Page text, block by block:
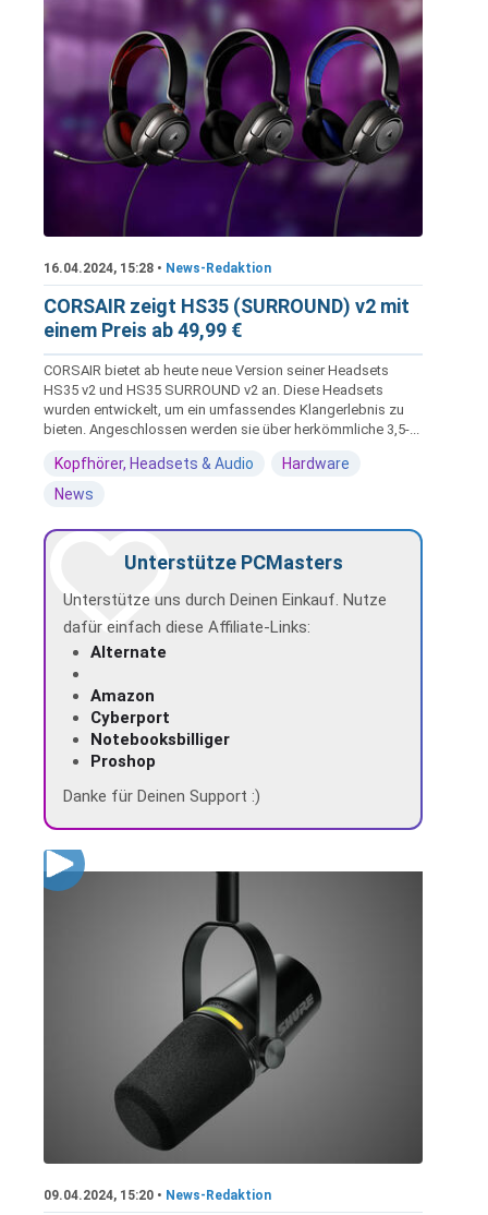
16.04.2024, 15:28 • News-Redaktion
CORSAIR zeigt HS35 (SURROUND) v2 mit
einem Preis ab 49,99 €
CORSAIR bietet ab heute neue Version seiner Headsets
HS35 v2 und HS35 SURROUND v2 an. Diese Headsets
wurden entwickelt, um ein umfassendes Klangerlebnis zu
bieten. Angeschlossen werden sie über herkömmliche 3,5-...
Kopfhörer, Headsets & Audio
Hardware
News
Unterstütze PCMasters
Unterstütze uns durch Deinen Einkauf. Nutze
dafür einfach diese Affiliate-Links:
Alternate
Amazon
Cyberport
Notebooksbilliger
Proshop
Danke für Deinen Support :)
09.04.2024, 15:20 • News-Redaktion